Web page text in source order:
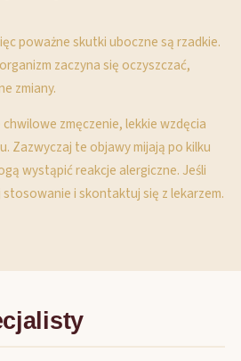
poważne skutki uboczne są rzadkie.
zaczyna się oczyszczać,
zmiany.
zmęczenie, lekkie wzdęcia
Zazwyczaj te objawy mijają po kilku
wystąpić reakcje alergiczne. Jeśli
i skontaktuj się z lekarzem.